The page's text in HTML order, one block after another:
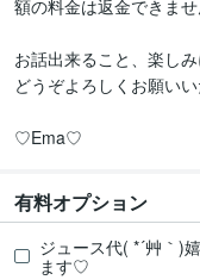
額の料金は返金できま
お話出来ること、楽し
どうぞよろしくお願い
♡Ema♡
有料オプション
ジュース代( *´艸｀)
ます♡